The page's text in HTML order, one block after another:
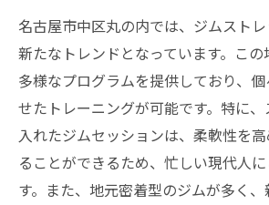
ジム仲間と共に励む方法
名古屋市中区丸の内でのジムス
る人生の変化
フィジカルとメンタルの変化
ジムストレッチがもたらす
地域での新しい繋がりを作
フィットネスを超えた人生
名古屋市中区丸の内では、ジムスト
新たなトレンドとなっています。この
多様なプログラムを提供しており、
せたトレーニングが可能です。特に
入れたジムセッションは、柔軟性を
ることができるため、忙しい現代人
す。また、地元密着型のジムが多く